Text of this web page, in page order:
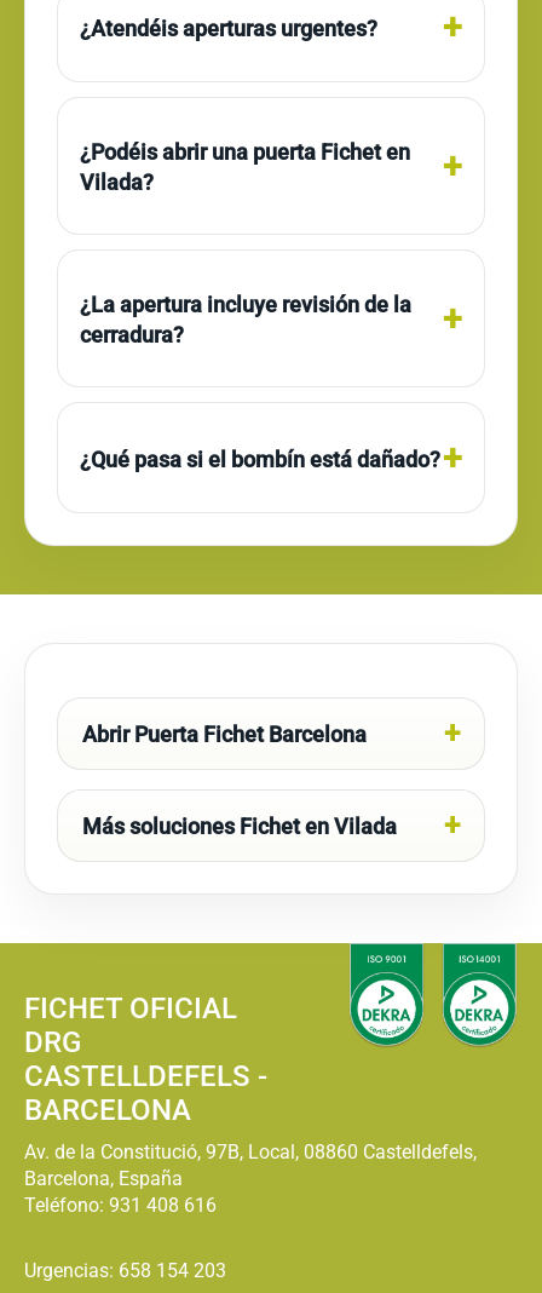
¿Atendéis aperturas urgentes?
¿Podéis abrir una puerta Fichet en
Vilada?
¿La apertura incluye revisión de la
cerradura?
¿Qué pasa si el bombín está dañado?
Abrir Puerta Fichet Barcelona
Más soluciones Fichet en Vilada
FICHET OFICIAL
DRG
CASTELLDEFELS -
BARCELONA
Av. de la Constitució, 97B, Local, 08860 Castelldefels,
Barcelona, España
Teléfono: 931 408 616
Urgencias: 658 154 203